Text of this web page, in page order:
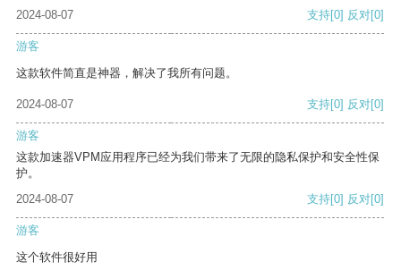
2024-08-07
支持[0] 反对[0]
游客
这款软件简直是神器，解决了我所有问题。
2024-08-07 支持[0] 反对[0]
游客
这款加速器VPM应用程序已经为我们带来了无限的隐私保护和安全性保
护。
2024-08-07
支持[0] 反对[0]
游客
这个软件很好用